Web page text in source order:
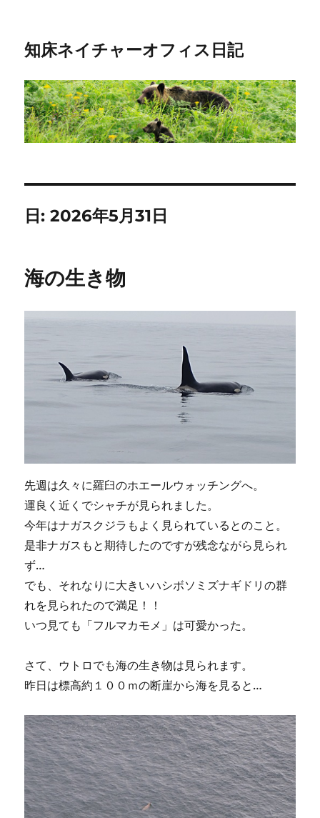
知床ネイチャーオフィス日記
日:2026年5月31日
海の生き物
先週は久々に羅臼のホエールウォッチングへ。
運良く近くでシャチが見られました。
今年はナガスクジラもよく見られているとのこと。
是非ナガスもと期待したのですが残念ながら見られ
ず…
でも、それなりに大きいハシボソミズナギドリの群
れを見られたので満足！！
いつ見ても「フルマカモメ」は可愛かった。
さて、ウトロでも海の生き物は見られます。
昨日は標高約１００ｍの断崖から海を見ると…